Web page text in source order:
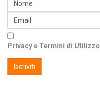
Privacy e Termini di Utilizzo